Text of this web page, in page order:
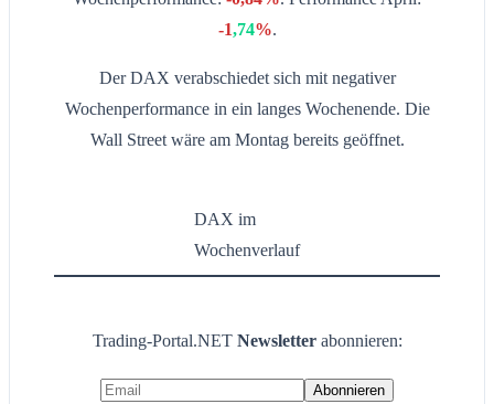
-1,74%.
Der DAX verabschiedet sich mit negativer
Wochenperformance in ein langes Wochenende. Die
Wall Street wäre am Montag bereits geöffnet.
DAX im
Wochenverlauf
Trading-Portal.NET Newsletter abonnieren: